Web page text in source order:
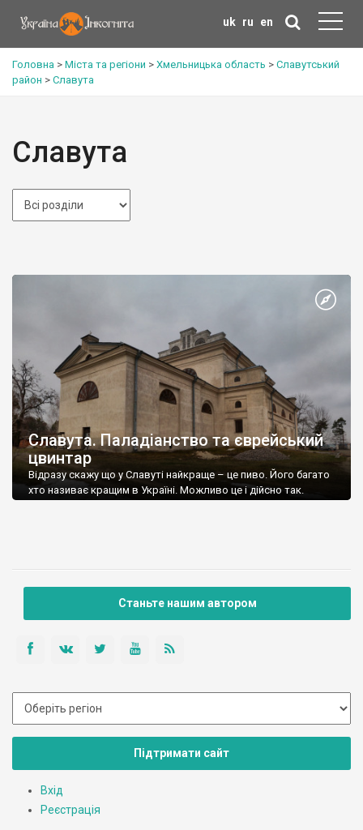
uk ru en
Головна > Міста та регіони > Хмельницька область > Славутський
район > Славута
Славута
Славута. Паладіанство та єврейський
цвинтар
Відразу скажу що у Славуті найкраще – це пиво. Його багато
хто називає кращим в Україні. Можливо це і дійсно так.
Станьте нашим автором
Підтримати сайт
Вхід
Реєстрація